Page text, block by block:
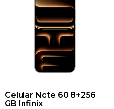
Celular Note 60 8+256
GB Infinix